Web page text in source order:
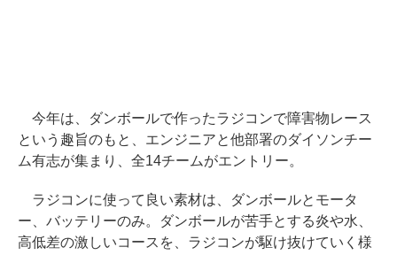
今年は、ダンボールで作ったラジコンで障害物レース
という趣旨のもと、エンジニアと他部署のダイソンチー
ム有志が集まり、全14チームがエントリー。
ラジコンに使って良い素材は、ダンボールとモータ
ー、バッテリーのみ。ダンボールが苦手とする炎や水、
高低差の激しいコースを、ラジコンが駆け抜けていく様